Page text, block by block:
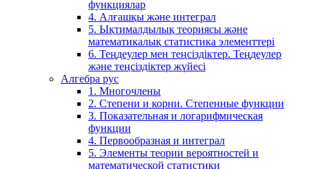
функциялар
4. Алғашқы және интеграл
5. Ықтималдылық теориясы және
математикалық статистика элементтері
6. Теңдеулер мен теңсіздіктер. Теңдеулер
және теңсіздіктер жүйесі
Алгебра рус
1. Многочлены
2. Степени и корни. Степенные функции
3. Показательная и логарифмическая
функции
4. Первообразная и интеграл
5. Элементы теории вероятностей и
математической статистики